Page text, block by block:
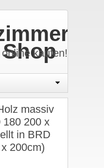
kaufen!
massiv
180 200 x
in BRD
200cm)